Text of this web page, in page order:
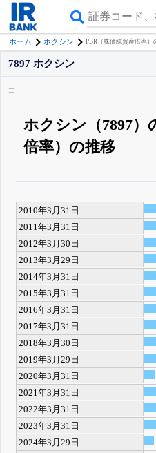
ホーム ホクシン PBR（株価純資産倍率）
7897 ホクシン
ホクシン（7897）
倍率）の推移
詳しく見られる無料でβ版
登録すると永久30%OFFと
2010年3月31日
2011年3月31日
2012年3月30日
2013年3月29日
2014年3月31日
2015年3月31日
2016年3月31日
2017年3月31日
2018年3月30日
2019年3月29日
2020年3月31日
2021年3月31日
2022年3月31日
2023年3月31日
2024年3月29日